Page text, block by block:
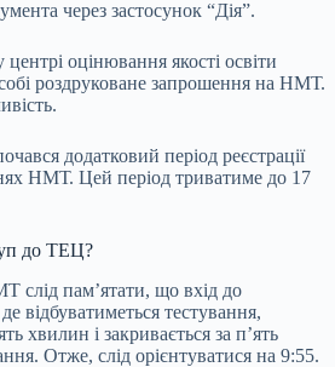
через застосунок “Дія”.
оцінювання якості освіти
роздруковане запрошення на НМТ.
додатковий період реєстрації
НМТ. Цей період триватиме до 17
до ТЕЦ?
слід пам’ятати, що вхід до
відбуватиметься тестування,
хвилин і закривається за п’ять
Отже, слід орієнтуватися на 9:55.